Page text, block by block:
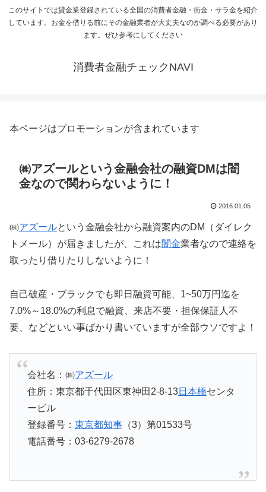
このサイトでは貸金業登録されている全国の消費者金融・街金・サラ金を紹介
しています。お金を借りる前にその金融業者が大丈夫なのか調べる必要があり
ます。ぜひ参考にしてください
消費者金融チェックNAVI
本ページはプロモーションが含まれています
㈱アズールという金融会社の融資DMは闇
金なので関わらないように！
2016.01.05
㈱アズールという金融会社から融資案内のDM（ダイレク
トメール）が届きましたが、これは闇金業者なので連絡を
取ったり借りたりしないように！
自己破産・ブラックでも即日融資可能、1~50万円迄を
7.0%～18.0%の利息で融資、来店不要・担保保証人不
要、などといい事ばかり書いていますが全部ウソですよ！
会社名：㈱アズール
住所：東京都千代田区東神田2-8-13日本橋センタ
ービル
登録番号： 東京都知事（3）第01533号
電話番号：03-6279-2678